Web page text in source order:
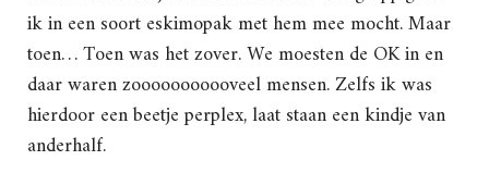
ik in een soort eskimopak met hem mee mocht. Maar
toen… Toen was het zover. We moesten de OK in en
daar waren zooooooooooveel mensen. Zelfs ik was
hierdoor een beetje perplex, laat staan een kindje van
anderhalf.